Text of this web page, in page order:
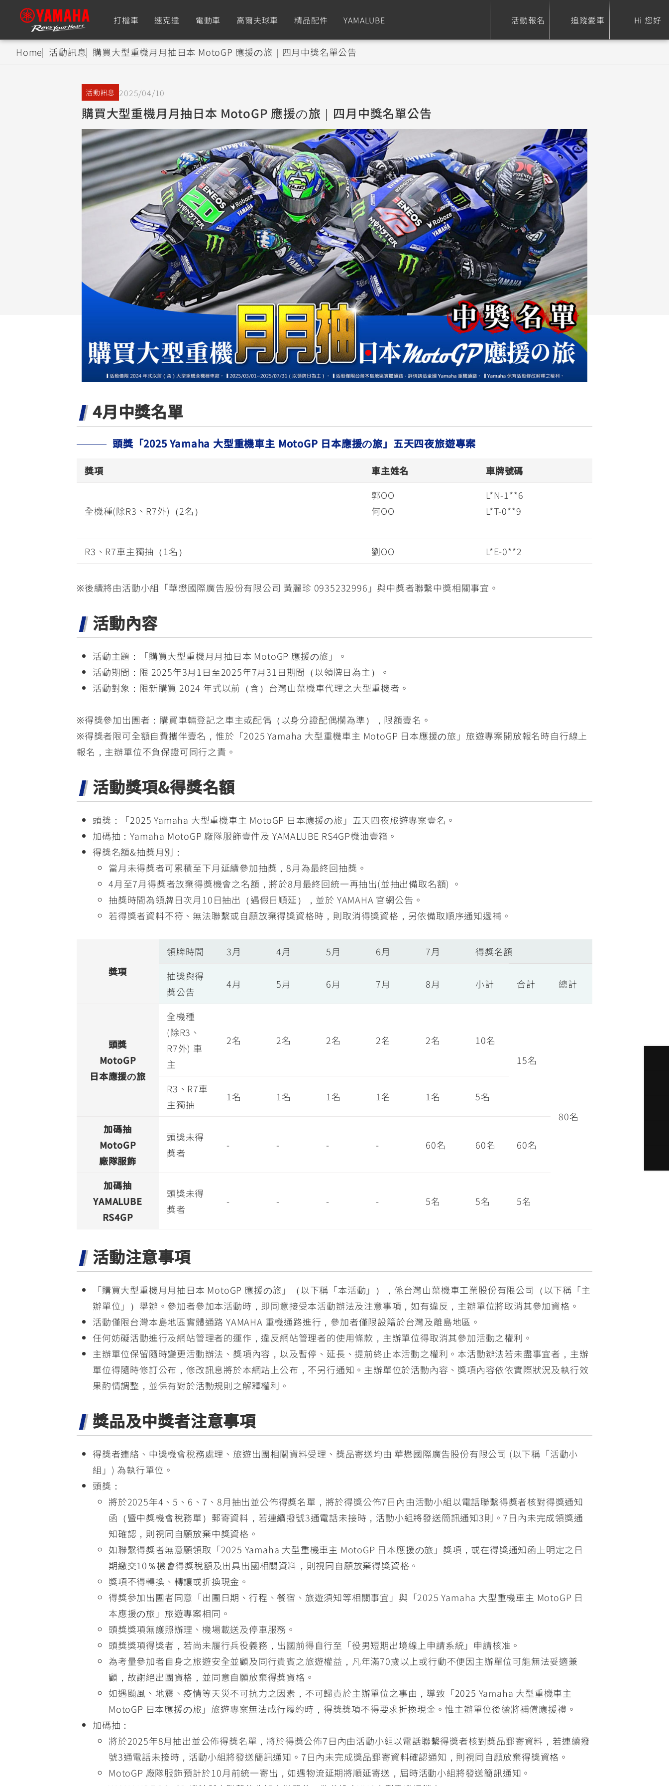
打檔車 速克達 電動車 高爾夫球車 精品配件 YAMALUBE 活動報名 追蹤愛車 Hi 您好
依風格
Super Sport
YZF-R9
550+
YZF-R7
550+
YZF-R3
251~549
YZF-R15
150
MT-09 Y-AMT
550+
MT-09
550+
MT-07 Y-AMT
550+
MT-07
550+
MT-03
251~549
MT-15
150
XSR 155
150
FZ-X
150
依風格
Premium
TMAX
550+
XMAX
251~549
NMAX
AUGUR
150
CYGNUS XR
150
CYGNUS X
125
FORCE 2.0
150
RS NEO
125
Limi
125
Vinoora
125
BW'S
PW50
50
125
JOG
125
追蹤愛車
我的愛車 瀏覽紀錄
Home 活動訊息 購買大型重機月月抽日本 MotoGP 應援の旅｜四月中獎名單公告
活動訊息 2025/04/10
購買大型重機月月抽日本 MotoGP 應援の旅｜四月中獎名單公告
4月中獎名單
頭獎「2025 Yamaha 大型重機車主 MotoGP 日本應援の旅」五天四夜旅遊專案
獎項 車主姓名 車牌號碼
全機種(除R3、R7外)（2名）
郭OO
何OO
L*N-1**6
L*T-0**9
R3、R7車主獨抽（1名） 劉OO L*E-0**2
※後續將由活動小組「華懋國際廣告股份有限公司 黃麗珍 0935232996」與中獎者聯繫中獎相關事宜。
活動內容
活動主題：「購買大型重機月月抽日本 MotoGP 應援の旅」。
活動期間：限 2025年3月1日至2025年7月31日期間（以領牌日為主）。
活動對象：限新購買 2024 年式以前（含）台灣山葉機車代理之大型重機者。
※得獎參加出團者：購買車輛登記之車主或配偶（以身分證配偶欄為準），限額壹名。
※得獎者限可全額自費攜伴壹名，惟於「2025 Yamaha 大型重機車主 MotoGP 日本應援の旅」旅遊專案開放報名時自行線上
報名，主辦單位不負保證可同行之責。
活動獎項&得獎名額
頭獎：「2025 Yamaha 大型重機車主 MotoGP 日本應援の旅」五天四夜旅遊專案壹名。
加碼抽：Yamaha MotoGP 廠隊服飾壹件及 YAMALUBE RS4GP機油壹箱。
得獎名額&抽獎月別：
當月未得獎者可累積至下月延續參加抽獎，8月為最終回抽獎。
4月至7月得獎者放棄得獎機會之名額，將於8月最終回統一再抽出(並抽出備取名額) 。
抽獎時間為領牌日次月10日抽出（遇假日順延），並於 YAMAHA 官網公告。
若得獎者資料不符、無法聯繫或自願放棄得獎資格時，則取消得獎資格，另依備取順序通知遞補。
獎項
領牌時間 3月 4月 5月 6月 7月
得獎名額
抽獎與得
獎公告
4月 5月 6月 7月 8月 小計 合計 總計
頭獎
MotoGP
日本應援の旅
全機種
(除R3、
R7外) 車
主
2名 2名 2名 2名 2名
10名
15名
80名
R3、R7車
主獨抽
1名 1名 1名 1名 1名 5名
加碼抽
MotoGP
廠隊服飾
頭獎未得
獎者
- - - - 60名 60名 60名
加碼抽
YAMALUBE
RS4GP
頭獎未得
獎者
- - - - 5名 5名 5名
活動注意事項
「購買大型重機月月抽日本 MotoGP 應援の旅」（以下稱「本活動」），係台灣山葉機車工業股份有限公司（以下稱「主
辦單位」）舉辦。參加者參加本活動時，即同意接受本活動辦法及注意事項，如有違反，主辦單位將取消其參加資格。
活動僅限台灣本島地區實體通路 YAMAHA 重機通路進行，參加者僅限設籍於台灣及離島地區。
任何妨礙活動進行及網站管理者的運作，違反網站管理者的使用條款，主辦單位得取消其參加活動之權利。
主辦單位保留隨時變更活動辦法、獎項內容，以及暫停、延長、提前終止本活動之權利。本活動辦法若未盡事宜者，主辦
單位得隨時修訂公布，修改訊息將於本網站上公布，不另行通知。主辦單位於活動內容、獎項內容依依實際狀況及執行效
果酌情調整，並保有對於活動規則之解釋權利。
獎品及中獎者注意事項
得獎者連絡、中獎機會稅務處理、旅遊出團相關資料受理、獎品寄送均由 華懋國際廣告股份有限公司 (以下稱「活動小
組」) 為執行單位。
頭獎：
將於2025年4、5、6、7、8月抽出並公佈得獎名單，將於得獎公佈7日內由活動小組以電話聯繫得獎者核對得獎通知
函（暨中獎機會稅務單）郵寄資料，若連續撥號3通電話未接時，活動小組將發送簡訊通知3則。7日內未完成領獎通
知確認，則視同自願放棄中獎資格。
如聯繫得獎者無意願領取「2025 Yamaha 大型重機車主 MotoGP 日本應援の旅」獎項，或在得獎通知函上明定之日
期繳交10％機會得獎稅額及出具出國相關資料，則視同自願放棄得獎資格。
獎項不得轉換、轉讓或折換現金。
得獎參加出團者同意「出團日期、行程、餐宿、旅遊須知等相關事宜」與「2025 Yamaha 大型重機車主 MotoGP 日
本應援の旅」旅遊專案相同。
頭獎獎項無護照辦理、機場載送及停車服務。
頭獎獎項得獎者，若尚未履行兵役義務，出國前得自行至「役男短期出境線上申請系統」申請核准。
為考量參加者自身之旅遊安全並顧及同行貴賓之旅遊權益，凡年滿70歲以上或行動不便因主辦單位可能無法妥適兼
顧，故謝絕出團資格，並同意自願放棄得獎資格。
如遇颱風、地震、疫情等天災不可抗力之因素，不可歸責於主辦單位之事由，導致「2025 Yamaha 大型重機車主
MotoGP 日本應援の旅」旅遊專案無法成行履約時，得獎獎項不得要求折換現金。惟主辦單位後續將補償應援禮。
加碼抽：
將於2025年8月抽出並公佈得獎名單，將於得獎公佈7日內由活動小組以電話聯繫得獎者核對獎品郵寄資料，若連續撥
號3通電話未接時，活動小組將發送簡訊通知。7日內未完成獎品郵寄資料確認通知，則視同自願放棄得獎資格。
MotoGP 廠隊服飾預計於10月前統一寄出，如遇物流延期將順延寄送，屆時活動小組將發送簡訊通知。